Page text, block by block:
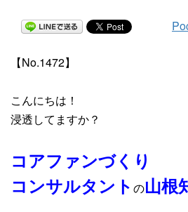
【No.1472】
こんにちは！
浸透してますか？
コアファンづくり
コンサルタント の山根